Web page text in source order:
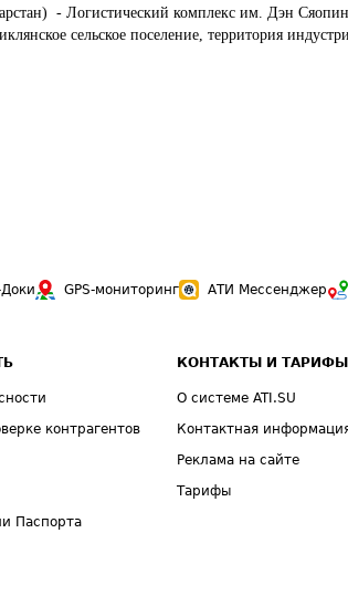
- Логистический комплекс им. Дэн
сельское поселение, территория
GPS-мониторинг АТИ Мессенджер
контрагентов
Паспорта
КОНТАКТЫ И ТАРИФЫ
О системе ATI.SU
Контактная
Реклама на сайте
Тарифы